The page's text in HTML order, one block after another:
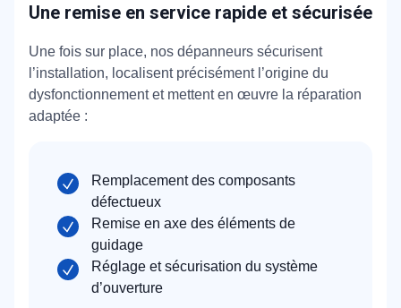
Une remise en service rapide et sécurisée
Une fois sur place, nos dépanneurs sécurisent
l’installation, localisent précisément l’origine du
dysfonctionnement et mettent en œuvre la réparation
adaptée :
Remplacement des composants
défectueux
Remise en axe des éléments de
guidage
Réglage et sécurisation du système
d’ouverture